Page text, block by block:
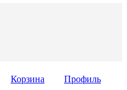
Корзина Профиль